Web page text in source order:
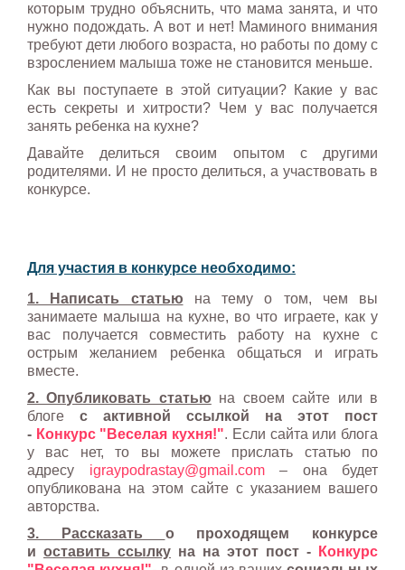
которым трудно объяснить, что мама занята, и что
нужно подождать. А вот и нет! Маминого внимания
требуют дети любого возраста, но работы по дому с
взрослением малыша тоже не становится меньше.
Как вы поступаете в этой ситуации? Какие у вас
есть секреты и хитрости? Чем у вас получается
занять ребенка на кухне?
Давайте делиться своим опытом с другими
родителями. И не просто делиться, а участвовать в
конкурсе.
Для участия в конкурсе необходимо:
1. Написать статью на тему о том, чем вы
занимаете малыша на кухне, во что играете, как у
вас получается совместить работу на кухне с
острым желанием ребенка общаться и играть
вместе.
2. Опубликовать статью на своем сайте или в
блоге с активной ссылкой на этот пост
- Конкурс "Веселая кухня!". Если сайта или блога
у вас нет, то вы можете прислать статью по
адресу igraypodrastay@gmail.com– она будет
опубликована на этом сайте с указанием вашего
авторства.
3. Рассказать о проходящем конкурсе
и оставить ссылку на на этот пост -
Конкурс